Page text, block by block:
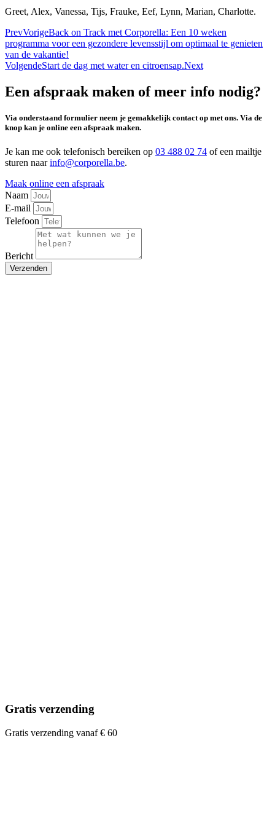
Greet, Alex, Vanessa, Tijs, Frauke, Eef, Lynn, Marian, Charlotte.
PrevVorigeBack on Track met Corporella: Een 10 weken
programma voor een gezondere levensstijl om optimaal te genieten
van de vakantie!
VolgendeStart de dag met water en citroensap.Next
Een afspraak maken of meer info nodig?
Via onderstaand formulier neem je gemakkelijk contact op met ons. Via de
knop kan je online een afspraak maken.
Je kan me ook telefonisch bereiken op 03 488 02 74 of een mailtje
sturen naarinfo@corporella.be.
Maak online een afspraak
Naam
E-mail
Telefoon
Bericht
Verzenden
Gratis verzending
Gratis verzending vanaf € 60